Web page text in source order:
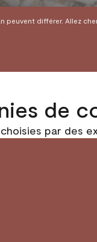
peuvent différer. Allez
de
par des